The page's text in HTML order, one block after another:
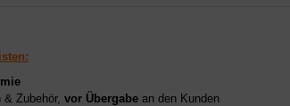
Zubehör, vor Übergabe an den Kunden